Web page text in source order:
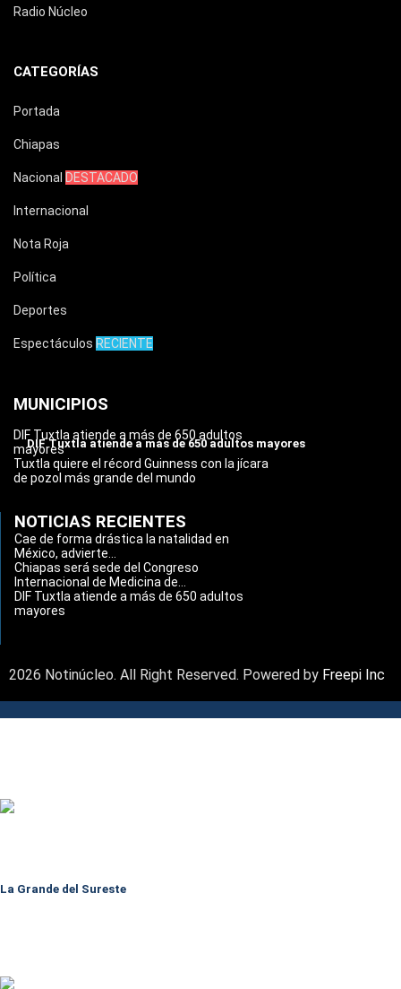
Radio Núcleo
CATEGORÍAS
Portada
Chiapas
Nacional DESTACADO
Internacional
Nota Roja
Política
Deportes
Espectáculos RECIENTE
MUNICIPIOS
DIF Tuxtla atiende a más de 650 adultos mayores
DIF Tuxtla atiende a más de 650 adultos
mayores
Tuxtla quiere el récord Guinness con la jícara
de pozol más grande del mundo
NOTICIAS RECIENTES
Cae de forma drástica la natalidad en
México, advierte...
Chiapas será sede del Congreso
Internacional de Medicina de...
DIF Tuxtla atiende a más de 650 adultos
mayores
2026 Notinúcleo. All Right Reserved. Powered by Freepi Inc
La Grande del Sureste